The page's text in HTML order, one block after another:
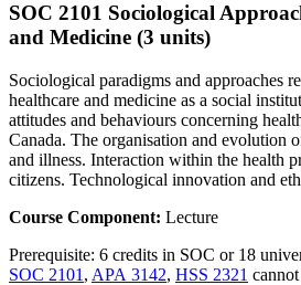
SOC 2101 Sociological
and Medicine (3 units)
Sociological paradigms and approaches
healthcare and medicine as a social
attitudes and behaviours concerning
Canada. The organisation and evolution
and illness. Interaction within the health
citizens. Technological innovation and
Course Component: Lecture
Prerequisite: 6 credits in SOC or 18
SOC 2101 , APA 3142, HSS 2321